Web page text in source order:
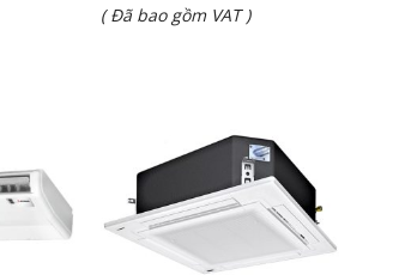
là:
Giá
₫ 59.900.000.
( Đã bao gồm VAT )